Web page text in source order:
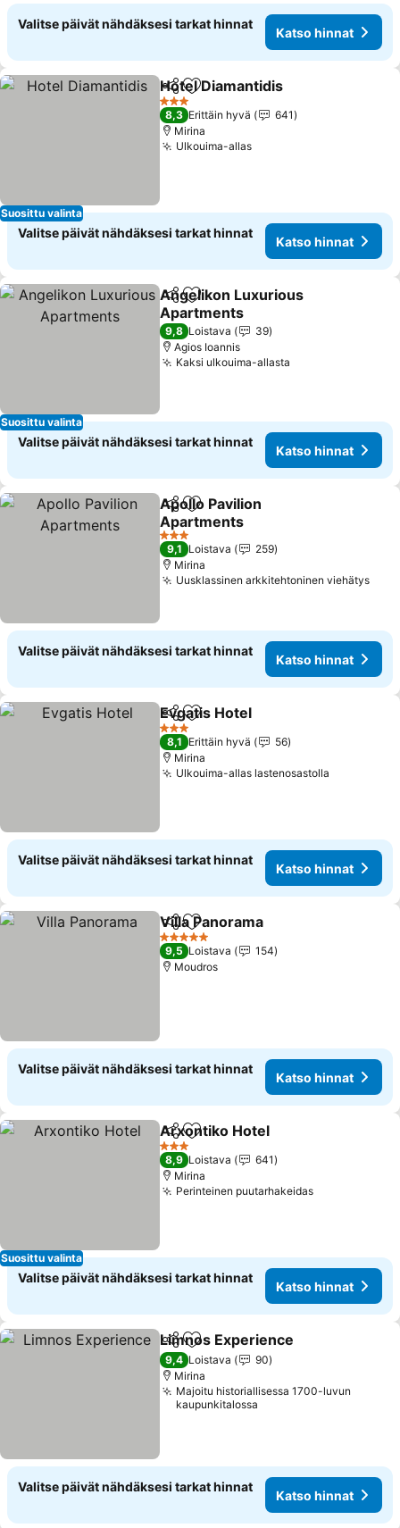
Valitse päivät nähdäksesi tarkat hinnat
Katso hinnat
Suosittu valinta
Jaa Lisää suosikkeihin
Hotel Diamantidis
3 Tähtiluokitus
8,3 Erittäin hyvä
641
Mirina
Ulkouima-allas
Valitse päivät nähdäksesi tarkat hinnat
Katso hinnat
Suosittu valinta
Jaa Lisää suosikkeihin
Αngelikon Luxurious
Apartments
9,8 Loistava
39
Agios Ioannis
Kaksi ulkouima-allasta
Valitse päivät nähdäksesi tarkat hinnat
Katso hinnat
Jaa Lisää suosikkeihin
Apollo Pavilion
Apartments
3 Tähtiluokitus
9,1 Loistava
259
Mirina
Uusklassinen arkkitehtoninen viehätys
Valitse päivät nähdäksesi tarkat hinnat
Katso hinnat
Jaa Lisää suosikkeihin
Evgatis Hotel
3 Tähtiluokitus
8,1 Erittäin hyvä
56
Mirina
Ulkouima-allas lastenosastolla
Valitse päivät nähdäksesi tarkat hinnat
Katso hinnat
Jaa Lisää suosikkeihin
Villa Panorama
5 Tähtiluokitus
9,5 Loistava
154
Moudros
Valitse päivät nähdäksesi tarkat hinnat
Katso hinnat
Suosittu valinta
Jaa Lisää suosikkeihin
Arxontiko Hotel
3 Tähtiluokitus
8,9 Loistava
641
Mirina
Perinteinen puutarhakeidas
Valitse päivät nähdäksesi tarkat hinnat
Katso hinnat
Jaa Lisää suosikkeihin
Limnos Experience
9,4 Loistava
90
Mirina
Majoitu historiallisessa 1700-luvun
kaupunkitalossa
Valitse päivät nähdäksesi tarkat hinnat
Katso hinnat